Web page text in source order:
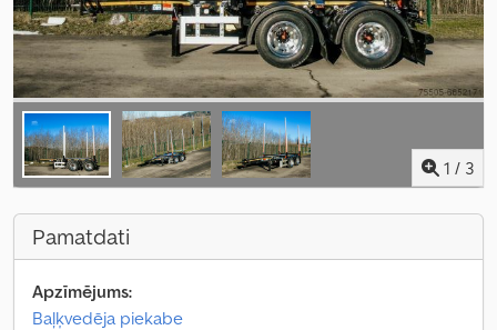
1 / 3
Pamatdati
Apzīmējums:
Baļķvedēja piekabe